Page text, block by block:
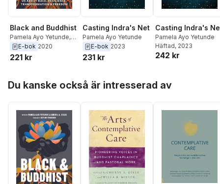
Black and Buddhist
Pamela Ayo Yetunde,
Cheryl A. Giles
E-bok 2020
221 kr
Casting Indra's Net
Pamela Ayo Yetunde
E-bok 2023
231 kr
Casting Indra's
Pamela Ayo Yetunde
Häftad, 2023
242 kr
Du kanske också är intresserad av